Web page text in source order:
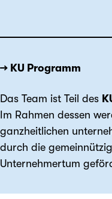
→ KU Programm
Das Team ist Teil des
Im Rahmen dessen
ganzheitlichen
durch die
Unternehmertum